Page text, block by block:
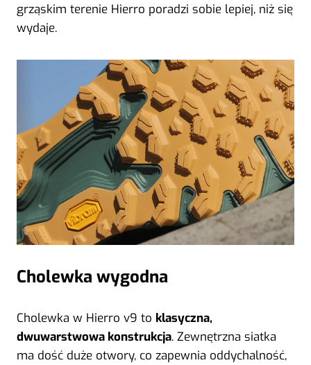
grząskim terenie Hierro poradzi sobie lepiej, niż się
wydaje.
Cholewka wygodna
Cholewka w Hierro v9 to klasyczna,
dwuwarstwowa konstrukcja. Zewnętrzna siatka
ma dość duże otwory, co zapewnia oddychalność,